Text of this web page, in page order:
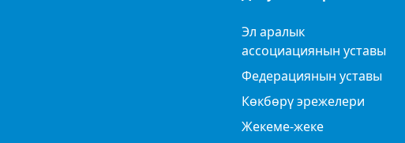
Эл аралык
ассоциациянын уставы
Федерациянын уставы
Көкбөрү эрежелери
Жекеме-жеке